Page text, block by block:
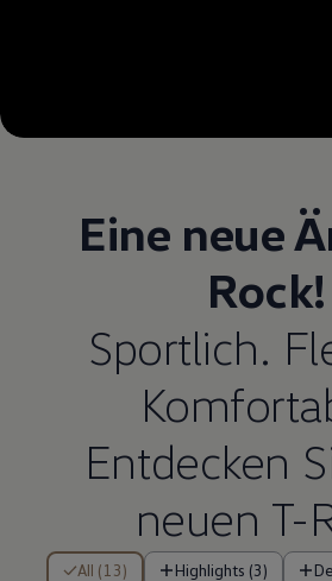
Eine neue
Rock!
Sportlich.
Entdecken
neuen T-
All (13) Highlights (3)
13 von 13 Elemente